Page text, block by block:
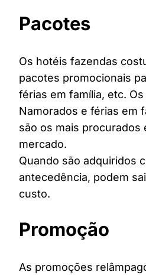
Pacotes
Os hotéis fazendas
pacotes promocionais
férias em família, etc.
Namorados e férias em
são os mais procurados
mercado.
Quando são adquiridos
antecedência, podem
custo.
Promoção
As promoções